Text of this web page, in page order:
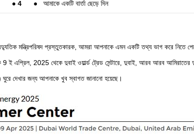
● 4 ● আমাকে একটি বার্তা ছেড়ে দিন
মন্ত্রিপরিষদ প্রস্তুতকারক, আমরা আপনাকে এমন একটি তথ্য ভাগ করে নিতে
ই এপ্রিল, 2025 থেকে দুবাই ওয়ার্ল্ড ট্রেড সেন্টারে, দুবাই, আরব আরব আমিরাতের
দেখার জন্য আপনাকে খুব স্বাগত জানানো হয়েছে।